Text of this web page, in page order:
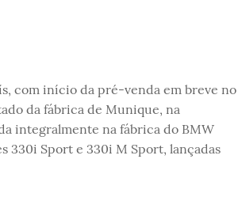
com início da pré-venda em breve no
da fábrica de Munique, na
integralmente na fábrica do BMW
330i Sport e 330i M Sport, lançadas